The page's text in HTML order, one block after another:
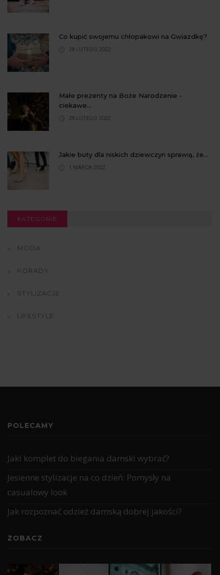
Co kupić swojemu chłopakowi na Gwiazdkę?
28 LUTEGO 2022
Małe prezenty na Boże Narodzenie -
ciekawe...
28 LUTEGO 2022
Jakie buty dla niskich dziewczyn sprawią, że...
1 MARCA 2022
KATEGORIE
MODA
PORADY
STYLIZACJE
LIFESTYLE
POLECAMY
Jaki komplet do biegania damski wybrać?
Jesienne stylizacje na co dzień: Pomysły na
casualowy look
Jak rozpoznać odzież damską dobrej jakości?
ZOBACZ